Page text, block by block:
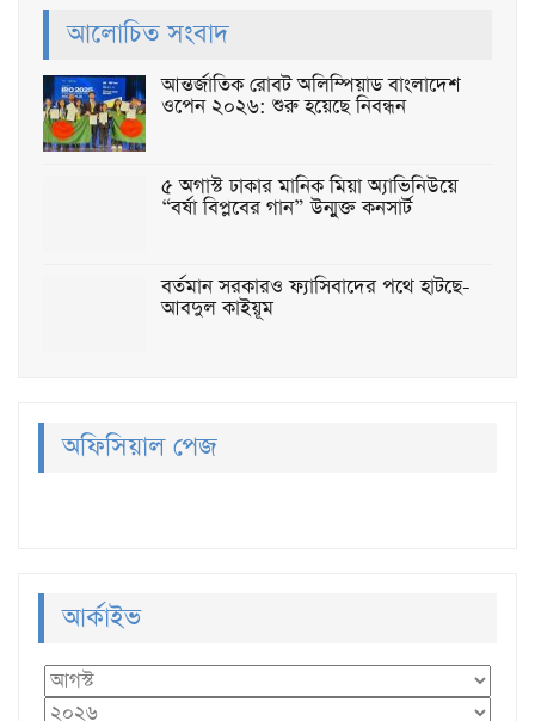
আলোচিত সংবাদ
আন্তর্জাতিক রোবট অলিম্পিয়াড বাংলাদেশ
ওপেন ২০২৬: শুরু হয়েছে নিবন্ধন
৫ অগাস্ট ঢাকার মানিক মিয়া অ্যাভিনিউয়ে
“বর্ষা বিপ্লবের গান” উন্মুক্ত কনসার্ট
বর্তমান সরকারও ফ্যাসিবাদের পথে হাটছে-
আবদুল কাইয়ূম
অফিসিয়াল পেজ
আর্কাইভ